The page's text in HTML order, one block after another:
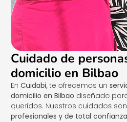
Cuidado de
domicilio en Bilbao
EnCuidabi, te ofrecemos un
domicilio en Bilbao diseñado
queridos. Nuestros cuidados
profesionales y de total confianza